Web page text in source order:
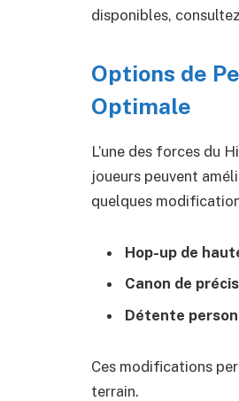
disponibles,
Options de
Optimale
L’une des forces du
joueurs peuvent
quelques
Hop-up de
Canon de
Détente
Ces modifications
terrain.